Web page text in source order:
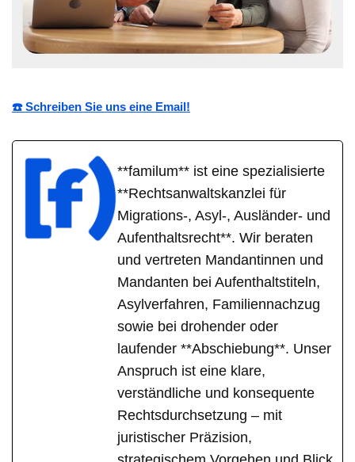
☎️ Schreiben Sie uns eine Email!
**familum** ist eine spezialisierte
**Rechtsanwaltskanzlei für
Migrations-, Asyl-, Ausländer- und
Aufenthaltsrecht**. Wir beraten
und vertreten Mandantinnen und
Mandanten bei Aufenthaltstiteln,
Asylverfahren, Familiennachzug
sowie bei drohender oder
laufender **Abschiebung**. Unser
Anspruch ist eine klare,
verständliche und konsequente
Rechtsdurchsetzung – mit
juristischer Präzision,